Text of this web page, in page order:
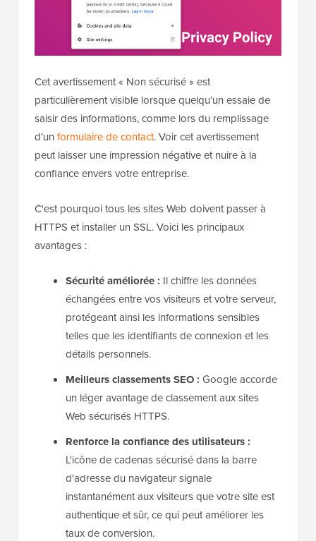
Cet avertissement « Non sécurisé » est
particulièrement visible lorsque quelqu’un essaie de
saisir des informations, comme lors du remplissage
d’un formulaire de contact. Voir cet avertissement
peut laisser une impression négative et nuire à la
confiance envers votre entreprise.
C'est pourquoi tous les sites Web doivent passer à
HTTPS et installer un SSL. Voici les principaux
avantages :
Sécurité améliorée : Il chiffre les données
échangées entre vos visiteurs et votre serveur,
protégeant ainsi les informations sensibles
telles que les identifiants de connexion et les
détails personnels.
Meilleurs classements SEO : Google accorde
un léger avantage de classement aux sites
Web sécurisés HTTPS.
Renforce la confiance des utilisateurs :
L'icône de cadenas sécurisé dans la barre
d'adresse du navigateur signale
instantanément aux visiteurs que votre site est
authentique et sûr, ce qui peut améliorer les
taux de conversion.